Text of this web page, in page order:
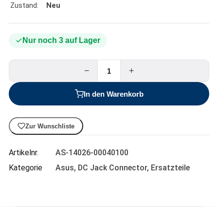
Zustand:
Neu
Nur noch 3 auf Lager
− +
In den Warenkorb
Zur Wunschliste
Artikelnr.
AS-14026-00040100
Kategorie
Asus, DC Jack Connector, Ersatzteile